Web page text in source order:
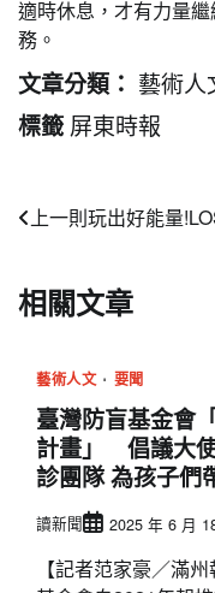
適時休息，才有力量
務。
文章分類： 藝術人
標籤 屏東時報
文
導
上一則玩出好能量
相關文章
藝術人文 要聞
臺灣防盲基金會
計畫」 倡議大
診團隊 為孩子們
讀新聞 2025 年 6 月
【記者范家豪／滿